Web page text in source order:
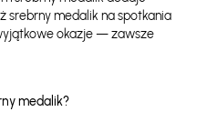
srebrny medalik na spotkania
okazje — zawsze
medalik?